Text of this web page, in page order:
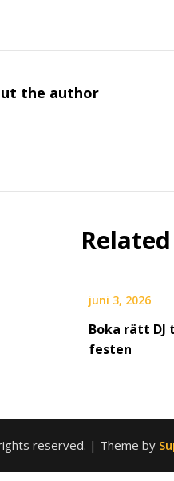
the author
juni 3, 2026
Boka rätt DJ
festen
reserved. | Theme by